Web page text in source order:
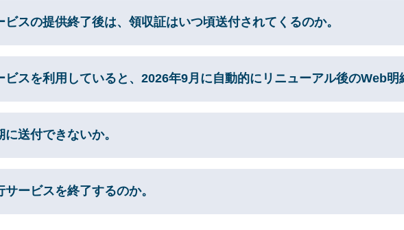
スの提供終了後は、領収証はいつ頃送付されてくるのか。
ビスを利用していると、2026年9月に自動的にリニューアル後のWeb
送付できないか。
ービスを終了するのか。